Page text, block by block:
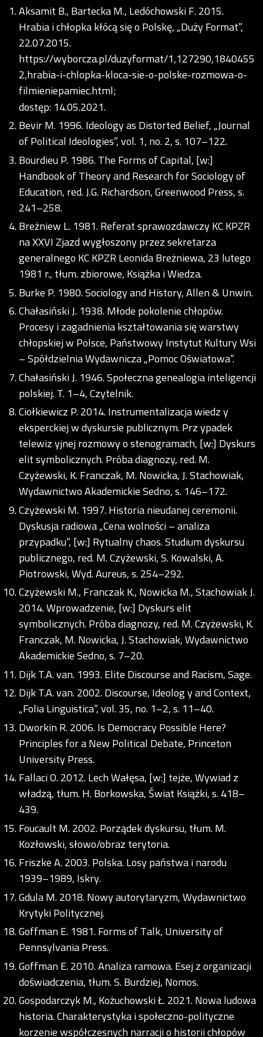
Aksamit B., Bartecka M., Ledóchowski F. 2015.
Hrabia i chłopka kłócą się o Polskę, „Duży Format”,
22.07.2015.
https://wyborcza.pl/duzyformat/1,127290,1840455
2,hrabia-i-chlopka-kloca-sie-o-polske-rozmowa-o-
filmieniepamiec.html;
dostęp: 14.05.2021.
Bevir M. 1996. Ideology as Distorted Belief, „Journal
of Political Ideologies”, vol. 1, no. 2, s. 107–122.
Bourdieu P. 1986. The Forms of Capital, [w:]
Handbook of Theory and Research for Sociology of
Education, red. J.G. Richardson, Greenwood Press, s.
241–258.
Breżniew L. 1981. Referat sprawozdawczy KC KPZR
na XXVI Zjazd wygłoszony przez sekretarza
generalnego KC KPZR Leonida Breżniewa, 23 lutego
1981 r., tłum. zbiorowe, Książka i Wiedza.
Burke P. 1980. Sociology and History, Allen & Unwin.
Chałasiński J. 1938. Młode pokolenie chłopów.
Procesy i zagadnienia kształtowania się warstwy
chłopskiej w Polsce, Państwowy Instytut Kultury Wsi
– Spółdzielnia Wydawnicza „Pomoc Oświatowa”.
Chałasiński J. 1946. Społeczna genealogia inteligencji
polskiej. T. 1–4, Czytelnik.
Ciołkiewicz P. 2014. Instrumentalizacja wiedz y
eksperckiej w dyskursie publicznym. Prz ypadek
telewiz yjnej rozmowy o stenogramach, [w:] Dyskurs
elit symbolicznych. Próba diagnozy, red. M.
Czyżewski, K. Franczak, M. Nowicka, J. Stachowiak,
Wydawnictwo Akademickie Sedno, s. 146–172.
Czyżewski M. 1997. Historia nieudanej ceremonii.
Dyskusja radiowa „Cena wolności – analiza
przypadku”, [w:] Rytualny chaos. Studium dyskursu
publicznego, red. M. Czyżewski, S. Kowalski, A.
Piotrowski, Wyd. Aureus, s. 254–292.
Czyżewski M., Franczak K., Nowicka M., Stachowiak J.
2014. Wprowadzenie, [w:] Dyskurs elit
symbolicznych. Próba diagnozy, red. M. Czyżewski, K.
Franczak, M. Nowicka, J. Stachowiak, Wydawnictwo
Akademickie Sedno, s. 7–20.
Dijk T.A. van. 1993. Elite Discourse and Racism, Sage.
Dijk T.A. van. 2002. Discourse, Ideolog y and Context,
„Folia Linguistica”, vol. 35, no. 1–2, s. 11–40.
Dworkin R. 2006. Is Democracy Possible Here?
Principles for a New Political Debate, Princeton
University Press.
Fallaci O. 2012. Lech Wałęsa, [w:] tejże, Wywiad z
władzą, tłum. H. Borkowska, Świat Książki, s. 418–
439.
Foucault M. 2002. Porządek dyskursu, tłum. M.
Kozłowski, słowo/obraz terytoria.
Friszke A. 2003. Polska. Losy państwa i narodu
1939–1989, Iskry.
Gdula M. 2018. Nowy autorytaryzm, Wydawnictwo
Krytyki Politycznej.
Goffman E. 1981. Forms of Talk, University of
Pennsylvania Press.
Goffman E. 2010. Analiza ramowa. Esej z organizacji
doświadczenia, tłum. S. Burdziej, Nomos.
Gospodarczyk M., Kożuchowski Ł. 2021. Nowa ludowa
historia. Charakterystyka i społeczno-polityczne
korzenie współczesnych narracji o historii chłopów